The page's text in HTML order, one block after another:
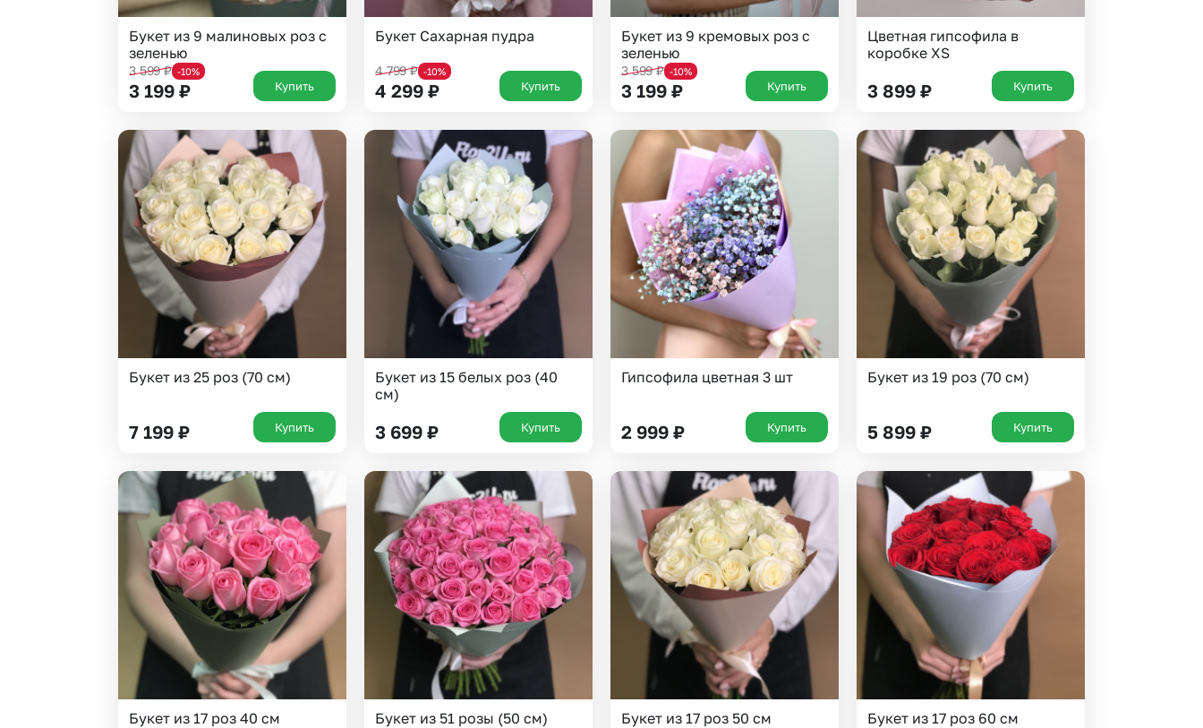
Выберите город доставки
Или выберите из популярных
Москва и МО
Санкт-Петербург
Нижний Новгород
Самара
Казань
Уфа
Новосибирск
Омск
Волгоград
Воронеж
Букет из 9 малиновых роз с
зеленью
3 599₽ -10%
3 199 ₽ Купить
Букет Сахарная пудра
4 799₽ -10%
4 299 ₽ Купить
Букет из 9 кремовых роз с
зеленью
3 599₽ -10%
3 199 ₽ Купить
Цветная гипсофила в
коробке XS
3 899 ₽ Купить
Букет из 25 роз (70 см)
7 199 ₽ Купить
Букет из 15 белых роз (40
см)
3 699 ₽ Купить
Гипсофила цветная 3 шт
2 999 ₽ Купить
Букет из 19 роз (70 см)
5 899 ₽ Купить
Букет из 17 роз 40 см Букет из 51 розы (50 см) Букет из 17 роз 50 см Букет из 17 роз 60 см